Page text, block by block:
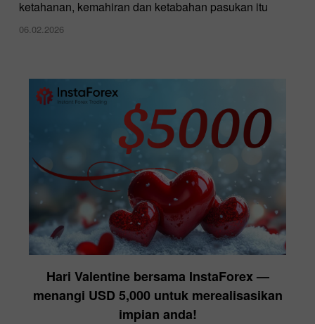
ketahanan, kemahiran dan ketabahan pasukan itu
06.02.2026
Hari Valentine bersama InstaForex —
menangi USD 5,000 untuk merealisasikan
impian anda!